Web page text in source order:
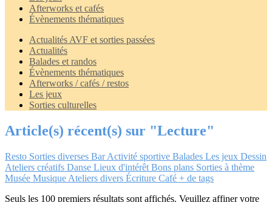
Afterworks et cafés
Évènements thématiques
Actualités AVF et sorties passées
Actualités
Balades et randos
Évènements thématiques
Afterworks / cafés / restos
Les jeux
Sorties culturelles
Article(s) récent(s) sur "Lecture"
Resto Sorties diverses BarActivité sportive Balades Les jeux Dessin
Ateliers créatifs Danse Lieux d'intérêt Bons plans Sorties à thème
Musée Musique Ateliers divers Écriture Café + de tags
Seuls les 100 premiers résultats sont affichés. Veuillez affiner votre